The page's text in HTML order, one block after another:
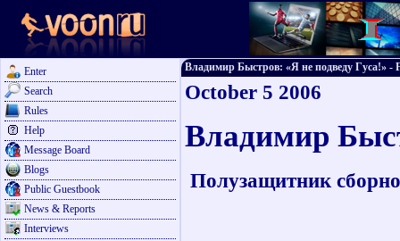
Enter
Search
Rules
Help
Message Board
Blogs
Public Guestbook
News & Reports
Interviews
Владимир Быстров: «Я не подведу Гуса!» -
October 5 2006
Владимир
Полузащитник